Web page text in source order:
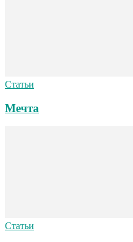
Статьи
Мечта
Статьи